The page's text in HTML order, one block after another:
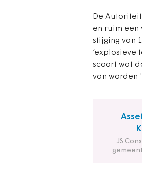
De
en ruim
stijging van
‘explosieve
scoort wat
van worden
JS